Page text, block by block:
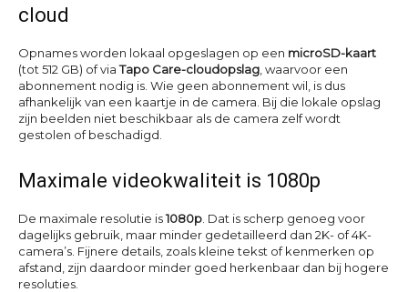
cloud
Opnames worden lokaal opgeslagen op een microSD-kaart
(tot 512 GB) of viaTapo Care-cloudopslag , waarvoor een
abonnement nodig is. Wie geen abonnement wil, is dus
afhankelijk van een kaartje in de camera. Bij die lokale opslag
zijn beelden niet beschikbaar als de camera zelf wordt
gestolen of beschadigd.
Maximale videokwaliteit is 1080p
De maximale resolutie is1080p . Dat is scherp genoeg voor
dagelijks gebruik, maar minder gedetailleerd dan 2K- of 4K-
camera’s. Fijnere details, zoals kleine tekst of kenmerken op
afstand, zijn daardoor minder goed herkenbaar dan bij hogere
resoluties.